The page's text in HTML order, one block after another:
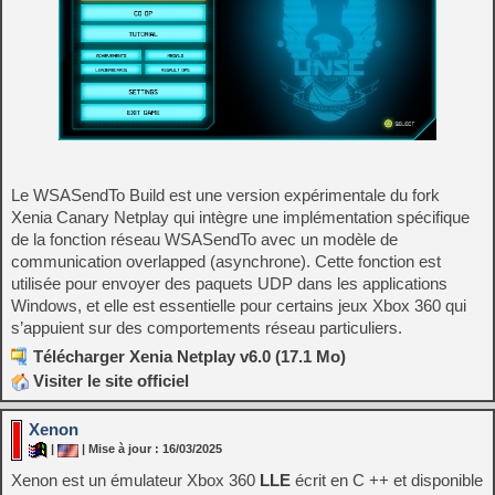
Le WSASendTo Build est une version expérimentale du fork
Xenia Canary Netplay qui intègre une implémentation spécifique
de la fonction réseau WSASendTo avec un modèle de
communication overlapped (asynchrone). Cette fonction est
utilisée pour envoyer des paquets UDP dans les applications
Windows, et elle est essentielle pour certains jeux Xbox 360 qui
s’appuient sur des comportements réseau particuliers.
Télécharger Xenia Netplay v6.0 (17.1 Mo)
Visiter le site officiel
Xenon
| Mise à jour : 16/03/2025
Xenon est un émulateur Xbox 360 LLE écrit en C ++ et disponible